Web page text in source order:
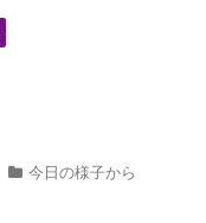
今日の様子から